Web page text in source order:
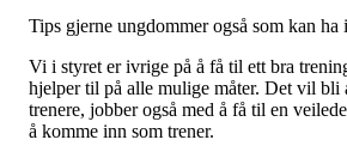
Tips gjerne ungdommer også som kan ha
Vi i styret er ivrige på å få til ett bra
hjelper til på alle mulige måter. Det vil bli
trenere, jobber også med å få til en
å komme inn som trener.